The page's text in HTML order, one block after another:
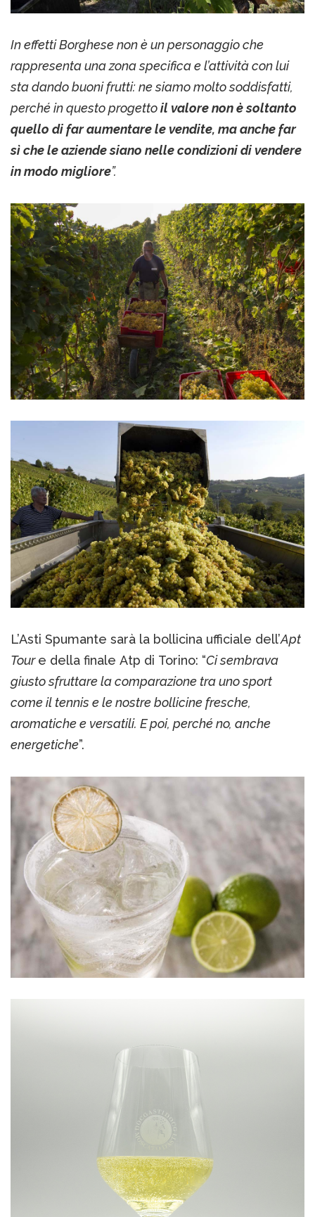
In effetti Borghese non è un personaggio che
rappresenta una zona specifica e l’attività con lui
sta dando buoni frutti: ne siamo molto soddisfatti,
perché in questo progettoil valore non è soltanto
quello di far aumentare le vendite, ma anche far
sì che le aziende siano nelle condizioni di vendere
in modo migliore”.
L’Asti Spumante sarà la bollicina ufficiale dell’Apt
Toure della finale Atp di Torino: “Ci sembrava
giusto sfruttare la comparazione tra uno sport
come il tennis e le nostre bollicine fresche,
aromatiche e versatili. E poi, perché no, anche
energetiche”.